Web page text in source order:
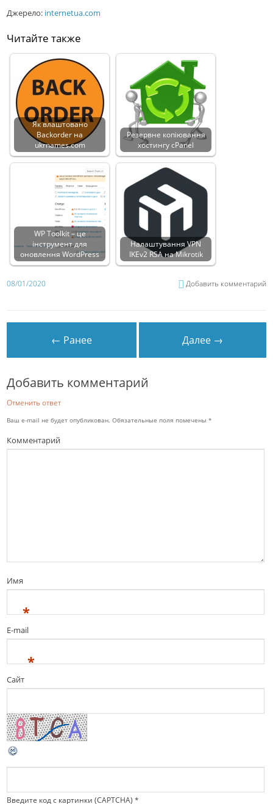
Джерело: internetua.com
Читайте также
Як влаштовано
Backorder на
ukrnames.com
Резервне копіювання
хостингу cPanel
WP Toolkit – це
інструмент для
оновлення WordPress
Налаштування VPN
IKEv2 RSA на Mikrotik
08/01/2020 Добавить комментарий
← Ранее Далее →
Добавить комментарий
Отменить ответ
Ваш e-mail не будет опубликован. Обязательные поля помечены*
Комментарий
Имя
*
E-mail
*
Сайт
Введите код с картинки (CAPTCHA) *